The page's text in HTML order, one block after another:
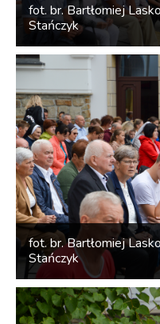
fot. br. Bartłomiej
Stańczyk
fot. br. Bartłomiej
Stańczyk